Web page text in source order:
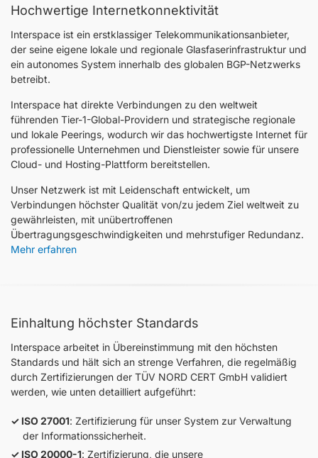
Hochwertige Internetkonnektivität
Interspace ist ein erstklassiger Telekommunikationsanbieter,
der seine eigene lokale und regionale Glasfaserinfrastruktur und
ein autonomes System innerhalb des globalen BGP-Netzwerks
betreibt.
Interspace hat direkte Verbindungen zu den weltweit
führenden Tier-1-Global-Providern und strategische regionale
und lokale Peerings, wodurch wir das hochwertigste Internet für
professionelle Unternehmen und Dienstleister sowie für unsere
Cloud- und Hosting-Plattform bereitstellen.
Unser Netzwerk ist mit Leidenschaft entwickelt, um
Verbindungen höchster Qualität von/zu jedem Ziel weltweit zu
gewährleisten, mit unübertroffenen
Übertragungsgeschwindigkeiten und mehrstufiger Redundanz.
Mehr erfahren
Einhaltung höchster Standards
Interspace arbeitet in Übereinstimmung mit den höchsten
Standards und hält sich an strenge Verfahren, die regelmäßig
durch Zertifizierungen der TÜV NORD CERT GmbH validiert
werden, wie unten detailliert aufgeführt:
ISO 27001: Zertifizierung für unser System zur Verwaltung
der Informationssicherheit.
ISO 20000-1: Zertifizierung, die unsere